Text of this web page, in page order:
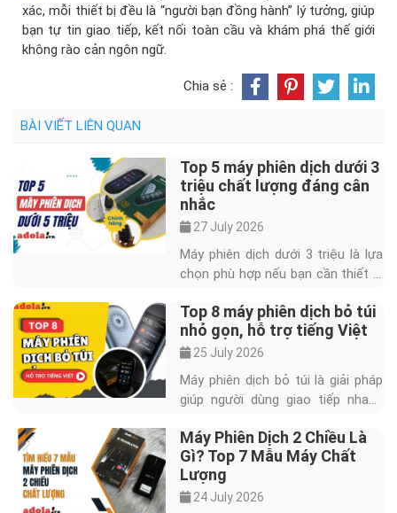
xác, mỗi thiết bị đều là “người bạn đồng hành” lý tưởng, giúp
bạn tự tin giao tiếp, kết nối toàn cầu và khám phá thế giới
không rào cản ngôn ngữ.
Chia sẻ :
BÀI VIẾT LIÊN QUAN
Top 5 máy phiên dịch dưới 3
triệu chất lượng đáng cân
nhắc
27 July 2026
Máy phiên dịch dưới 3 triệu là lựa
chọn phù hợp nếu bạn cần thiết bị
ngữ, bán hàng hoặc giao tiếp ngắn
với người nước ngoài. Trong tầm
giá này, người mua nên ưu tiên khả
năng dịch 2 chiều, hỗ trợ tiếng
Việt, chế độ dịch offline và chính
sách bảo hành thay vì chỉ nhìn vào
số lượng ngôn ngữ. Nếu bạn đang
tìm một sản phẩm dưới
Top 8 máy phiên dịch bỏ túi
nhỏ gọn, hỗ trợ tiếng Việt
25 July 2026
Máy phiên dịch bỏ túi là giải pháp
giúp người dùng giao tiếp nhanh
làm việc với người nước ngoài mà
không cần thông thạo ngoại ngữ.
Với thiết kế nhỏ gọn, dễ mang
theo và hỗ trợ dịch giọng nói, văn
Máy Phiên Dịch 2 Chiều Là
Gì? Top 7 Mẫu Máy Chất
Lượng
24 July 2026